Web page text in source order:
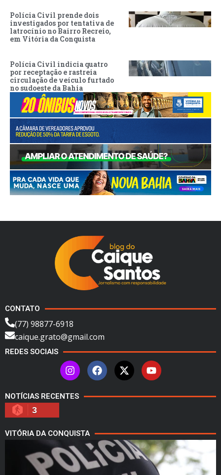
Polícia Civil prende dois
investigados por tentativa de
latrocínio no Bairro Recreio,
em Vitória da Conquista
Polícia Civil indicia quatro
por receptação e rastreia
circulação de veículo furtado
no sudoeste da Bahia
CONTATO
(77) 98877-6918
caique.grato@gmail.com
REDES SOCIAIS
NOTÍCIAS RECENTES
3
VITÓRIA DA CONQUISTA